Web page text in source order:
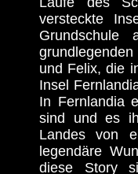
versteckte
Grundschule
und Felix, die
Insel
In Fernlandia
sind und es
Landes von
legendäre
diese Story